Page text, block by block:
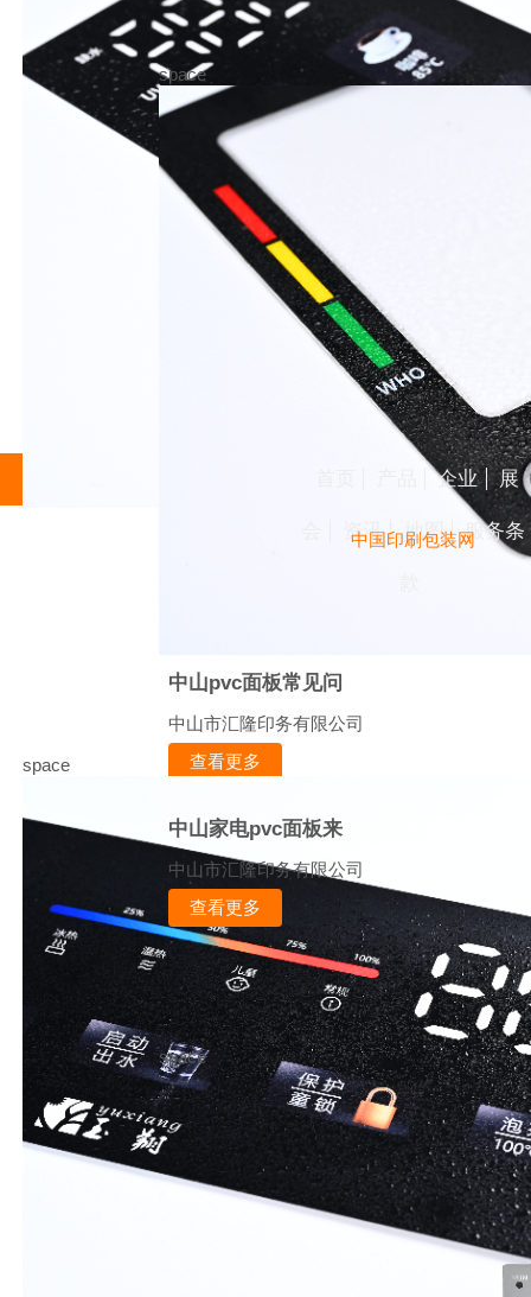
space
中山pvc面板常见问
中山市汇隆印务有限公司
查看更多
space
中山家电pvc面板来
中山市汇隆印务有限公司
查看更多
space
企业 展
资讯 地图 服务条
中国印刷包装网